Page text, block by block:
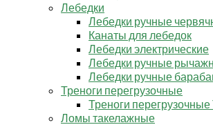
Лебедки
Лебедки ручные
Канаты для лебедок
Лебедки электрические
Лебедки ручные
Лебедки ручные
Треноги перегрузочные
Треноги
Ломы такелажные